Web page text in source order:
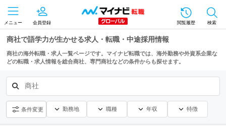
メニュー 会員登録 閲覧履歴 検索
商社で語学力が生かせる求人・転職・中途採用情報
商社の海外転職・求人一覧ページです。マイナビ転職では、海外勤務や外資系企業な
どの転職・求人情報を総合商社、専門商社などの条件からも探せます。
商社
条件変更 勤務地 職種 年収 特徴